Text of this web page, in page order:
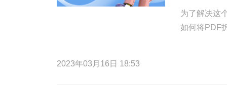
为了解决这
如何将PDF
2023年03月16日 18:53